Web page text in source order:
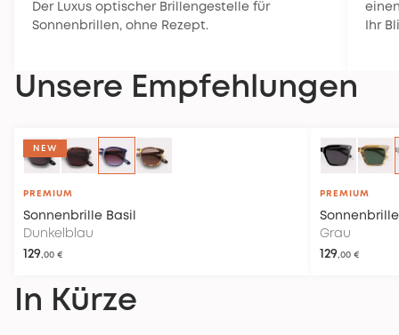
Der Luxus optischer Brillengestelle für
Sonnenbrillen, ohne Rezept.
Ihr
Unsere Empfehlungen
NEW
PREMIUM
Sonnenbrille Basil
Dunkelblau
129,00 €
PREMIUM
Sonnenbrille
Grau
129,00 €
In Kürze